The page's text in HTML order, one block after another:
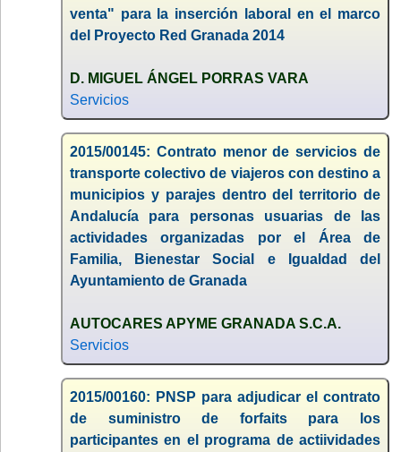
venta" para la inserción laboral en el marco
del Proyecto Red Granada 2014
D. MIGUEL ÁNGEL PORRAS VARA
Servicios
2015/00145: Contrato menor de servicios de
transporte colectivo de viajeros con destino a
municipios y parajes dentro del territorio de
Andalucía para personas usuarias de las
actividades organizadas por el Área de
Familia, Bienestar Social e Igualdad del
Ayuntamiento de Granada
AUTOCARES APYME GRANADA S.C.A.
Servicios
2015/00160: PNSP para adjudicar el contrato
de suministro de forfaits para los
participantes en el programa de actiividades